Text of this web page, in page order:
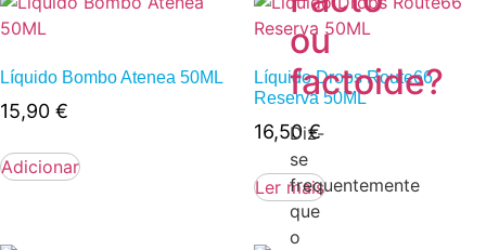
ou
factoide?
Diz-
se
frequentemente
que
o
Líquido Bombo Atenea 50ML
15,90 €
Adicionar
Líquido Drops Route66
Reserva 50ML
16,50€
Ler mais